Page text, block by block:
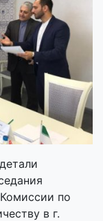
по
в г.